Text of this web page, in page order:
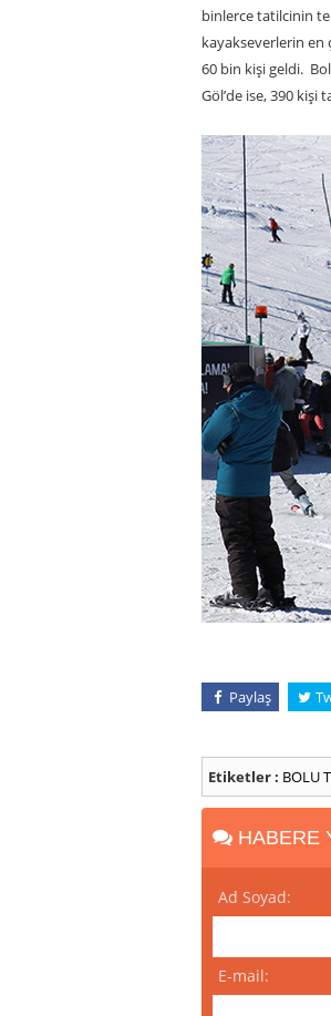
binlerce tatilcinin
kayakseverlerin
60 bin kişi geldi.
Göl’de ise, 390 kişi
Paylaş
Etiketler : BOLU
HABERE
Ad Soyad:
E-mail: